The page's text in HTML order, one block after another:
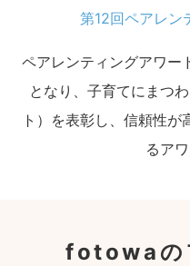
第12回ペアレン
ペアレンティングアワー
となり、子育てにまつ
ト）を表彰し、信頼性
るア
fotowaの